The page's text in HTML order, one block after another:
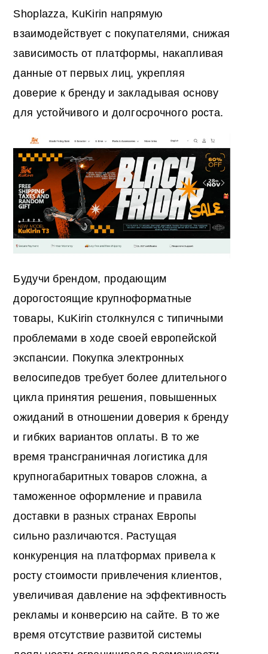
Shoplazza, KuKirin напрямую
взаимодействует с покупателями, снижая
зависимость от платформы, накапливая
данные от первых лиц, укрепляя
доверие к бренду и закладывая основу
для устойчивого и долгосрочного роста.
Будучи брендом, продающим
дорогостоящие крупноформатные
товары, KuKirin столкнулся с типичными
проблемами в ходе своей европейской
экспансии. Покупка электронных
велосипедов требует более длительного
цикла принятия решения, повышенных
ожиданий в отношении доверия к бренду
и гибких вариантов оплаты. В то же
время трансграничная логистика для
крупногабаритных товаров сложна, а
таможенное оформление и правила
доставки в разных странах Европы
сильно различаются. Растущая
конкуренция на платформах привела к
росту стоимости привлечения клиентов,
увеличивая давление на эффективность
рекламы и конверсию на сайте. В то же
время отсутствие развитой системы